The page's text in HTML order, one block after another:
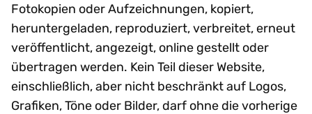
Fotokopien oder Aufzeichnungen, kopiert,
heruntergeladen, reproduziert, verbreitet, erneut
veröffentlicht, angezeigt, online gestellt oder
übertragen werden. Kein Teil dieser Website,
einschließlich, aber nicht beschränkt auf Logos,
Grafiken, Töne oder Bilder, darf ohne die vorherige